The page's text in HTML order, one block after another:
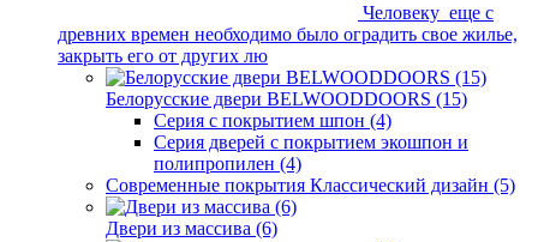
Человеку еще с
древних времен необходимо было оградить свое жилье,
закрыть его от других лю
Белорусские двери BELWOODDOORS (15)
Серия с покрытием шпон (4)
Серия дверей с покрытием экошпон и
полипропилен (4)
Современные покрытия Классический дизайн (5)
Двери из массива (6)